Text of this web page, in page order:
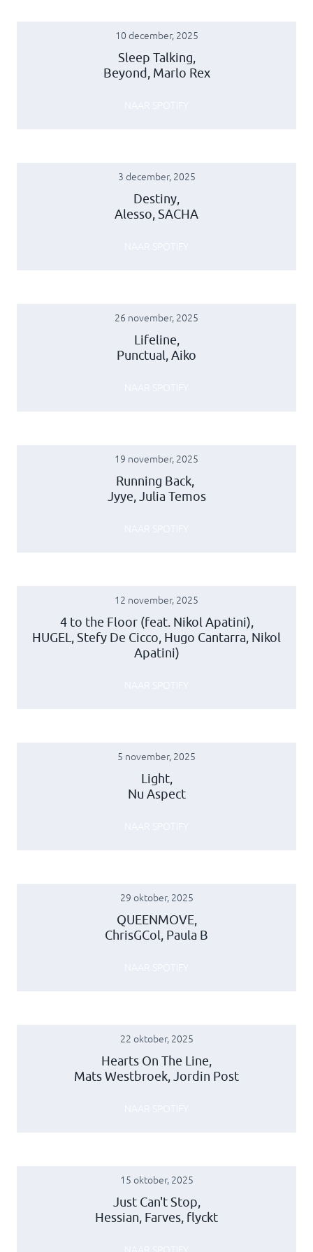
10 december, 2025
Sleep Talking,
Beyond, Marlo Rex
3 december, 2025
Destiny,
Alesso, SACHA
26 november, 2025
Lifeline,
Punctual, Aiko
19 november, 2025
Running Back,
Jyye, Julia Temos
12 november, 2025
4 to the Floor (feat. Nikol Apatini),
HUGEL, Stefy De Cicco, Hugo Cantarra, Nikol
Apatini)
5 november, 2025
Light,
Nu Aspect
29 oktober, 2025
QUEENMOVE,
ChrisGCol, Paula B
22 oktober, 2025
Hearts On The Line,
Mats Westbroek, Jordin Post
15 oktober, 2025
Just Can't Stop,
Hessian, Farves, flyckt